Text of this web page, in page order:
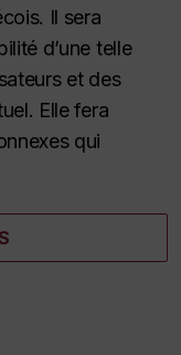
Il sera
d’une telle
et des
Elle fera
qui